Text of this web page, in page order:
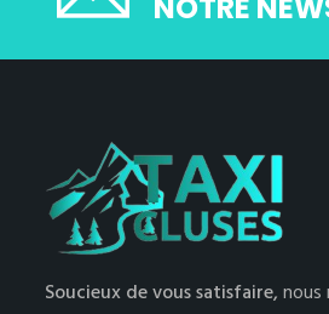
Soucieux de vous satisfaire,